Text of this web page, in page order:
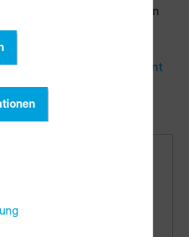
werden bei der nächsten
Sie unter
HOMAG File Agent
aus
aus